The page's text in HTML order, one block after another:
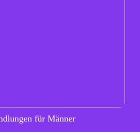
für Männer